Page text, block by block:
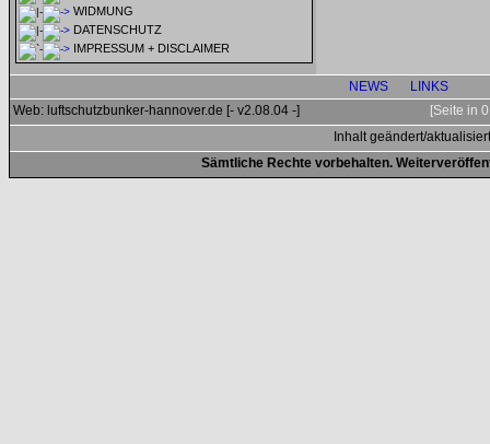
WIDMUNG
DATENSCHUTZ
IMPRESSUM + DISCLAIMER
NEWS
LINKS
Web: luftschutzbunker-hannover.de [- v2.08.04 -]
[Seite in
Inhalt geändert/
Sämtliche Rechte vorbehalten.